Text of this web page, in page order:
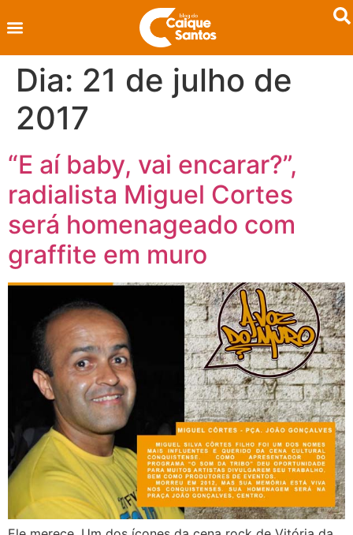
Dia: 21 de julho de
2017
“E aí baby, vai encarar?”,
radialista Miguel Cortes
será homenageado com
graffite em muro